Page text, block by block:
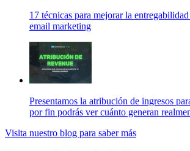
17 técnicas para mejorar la
email marketing
Presentamos la atribución de ingresos
por fin podrás ver cuánto generan
Visita nuestro blog para saber más